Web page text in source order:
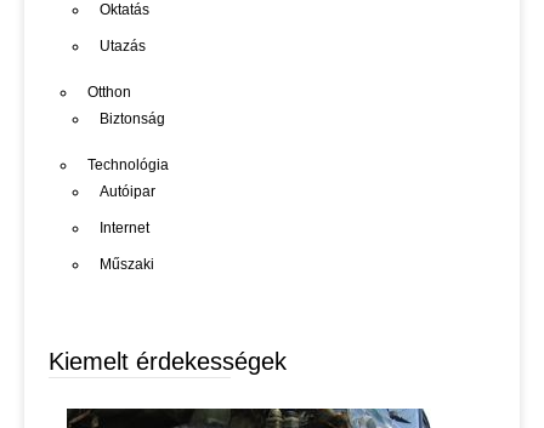
Oktatás
Utazás
Otthon
Biztonság
Technológia
Autóipar
Internet
Műszaki
Kiemelt érdekességek